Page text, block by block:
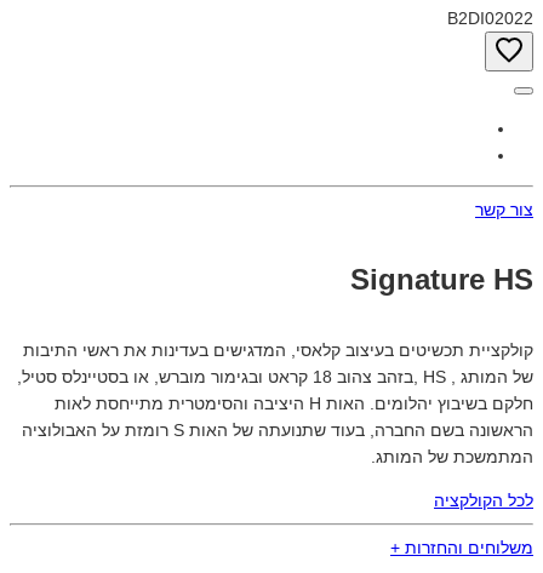
B2DI02022
צור קשר
Signature HS
קולקציית תכשיטים בעיצוב קלאסי, המדגישים בעדינות את ראשי התיבות
של המותג , HS ,בזהב צהוב 18 קראט ובגימור מוברש, או בסטיינלס סטיל,
חלקם בשיבוץ יהלומים. האות H היציבה והסימטרית מתייחסת לאות
הראשונה בשם החברה, בעוד שתנועתה של האות S רומזת על האבולוציה
המתמשכת של המותג.
לכל הקולקציה
משלוחים והחזרות +